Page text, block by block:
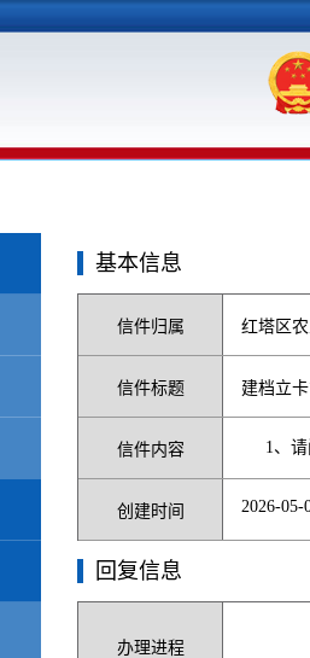
基本信息
信件归属 红塔区
信件标题 建档立
信件内容 1、
创建时间 2026-05-
回复信息
办理进程